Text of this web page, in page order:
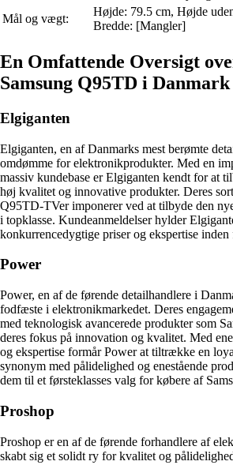
Mål og vægt:
Højde: 79.5 cm, Højde
Bredde: [Mangler]
En Omfattende Oversigt
Samsung Q95TD i Danmark
Elgiganten
Elgiganten, en af Danmarks mest berømte
omdømme for elektronikprodukter. Med en
massiv kundebase er Elgiganten kendt for at
høj kvalitet og innovative produkter. Deres
Q95TD-TVer imponerer ved at tilbyde den
i topklasse. Kundeanmeldelser hylder
konkurrencedygtige priser og ekspertise
Power
Power, en af de førende detailhandlere i
fodfæste i elektronikmarkedet. Deres
med teknologisk avancerede produkter som
deres fokus på innovation og kvalitet. Med
og ekspertise formår Power at tiltrække en
synonym med pålidelighed og enestående
dem til et førsteklasses valg for købere af
Proshop
Proshop er en af de førende forhandlere af
skabt sig et solidt ry for kvalitet og